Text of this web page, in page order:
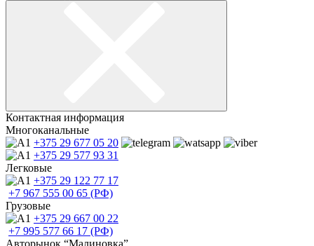
Контактная информация
Многоканальные
+375 29 677 05 20
+375 29 577 93 31
Легковые
+375 29 122 77 17
+7 967 555 00 65 (РФ)
Грузовые
+375 29 667 00 22
+7 995 577 66 17 (РФ)
Авторынок “Малиновка”